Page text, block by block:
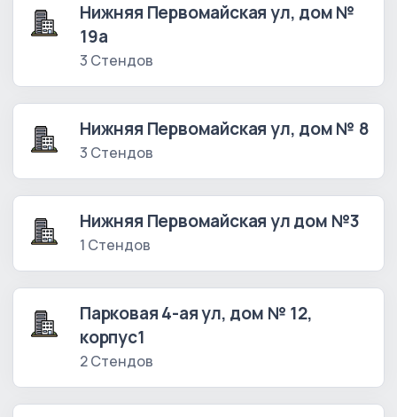
Нижняя Первомайская ул, дом №
19а
3 Стендов
Нижняя Первомайская ул, дом № 8
3 Стендов
Нижняя Первомайская ул дом №3
1 Стендов
Парковая 4-ая ул, дом № 12,
корпус1
2 Стендов